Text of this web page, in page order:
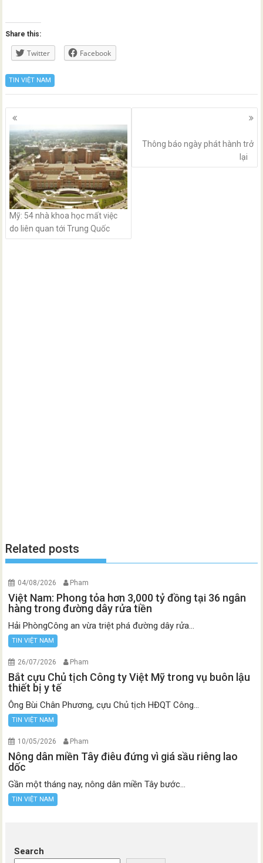
Share this:
Twitter Facebook
TIN VIỆT NAM
Posts
navigation
Mỹ: 54 nhà khoa học mất việc
do liên quan tới Trung Quốc
Thông báo ngày phát hành trở
lại
Related posts
04/08/2026 Pham
Việt Nam: Phong tỏa hơn 3,000 tỷ đồng tại 36 ngân
hàng trong đường dây rửa tiền
Hải PhòngCông an vừa triệt phá đường dây rửa...
TIN VIỆT NAM
26/07/2026 Pham
Bắt cựu Chủ tịch Công ty Việt Mỹ trong vụ buôn lậu
thiết bị y tế
Ông Bùi Chân Phương, cựu Chủ tịch HĐQT Công...
TIN VIỆT NAM
10/05/2026 Pham
Nông dân miền Tây điêu đứng vì giá sầu riêng lao
dốc
Gần một tháng nay, nông dân miền Tây bước...
TIN VIỆT NAM
Search